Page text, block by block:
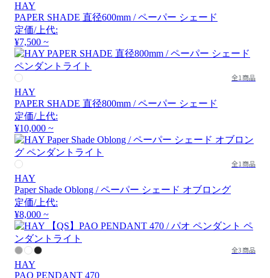
HAY
PAPER SHADE 直径600mm / ペーパー シェード
定価/上代:
¥7,500 ~
全1商品
HAY
PAPER SHADE 直径800mm / ペーパー シェード
定価/上代:
¥10,000 ~
全1商品
HAY
Paper Shade Oblong / ペーパー シェード オブロング
定価/上代:
¥8,000 ~
全3商品
HAY
PAO PENDANT 470